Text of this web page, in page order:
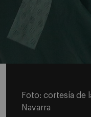
Foto: cortesía de
Navarra